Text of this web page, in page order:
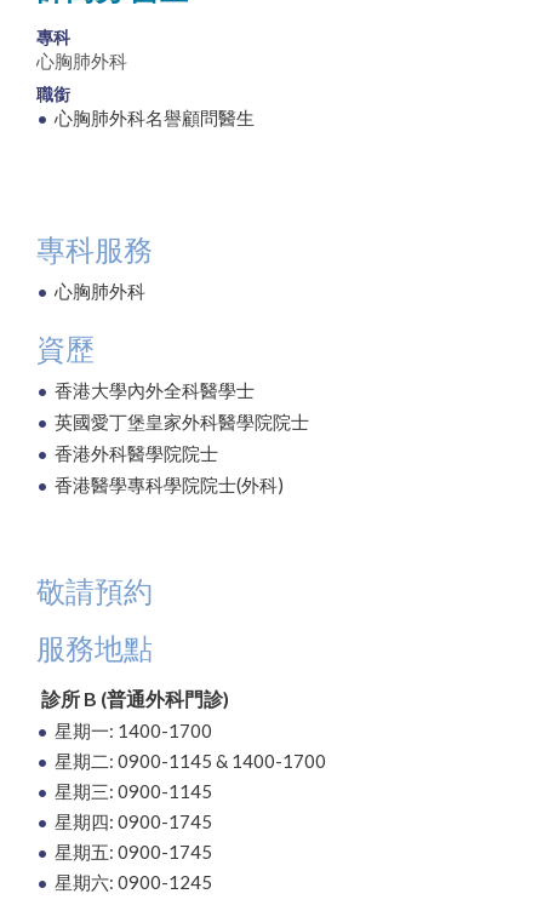
專科
心胸肺外科
職銜
心胸肺外科名譽顧問醫生
專科服務
心胸肺外科
資歷
香港大學內外全科醫學士
英國愛丁堡皇家外科醫學院院士
香港外科醫學院院士
香港醫學專科學院院士(外科)
敬請預約
服務地點
診所 B (普通外科門診)
星期一: 1400-1700
星期二: 0900-1145 & 1400-1700
星期三: 0900-1145
星期四: 0900-1745
星期五: 0900-1745
星期六: 0900-1245